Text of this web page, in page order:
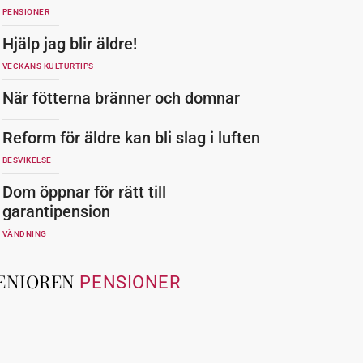
PENSIONER
Hjälp jag blir äldre!
VECKANS KULTURTIPS
När fötterna bränner och domnar
Reform för äldre kan bli slag i luften
BESVIKELSE
Dom öppnar för rätt till
garantipension
VÄNDNING
PENSIONER